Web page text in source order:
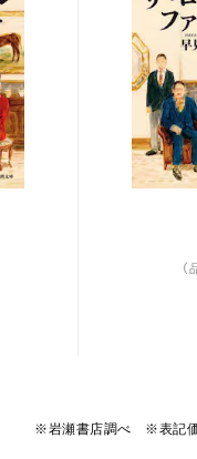
（
※岩瀬書店調べ ※表記価